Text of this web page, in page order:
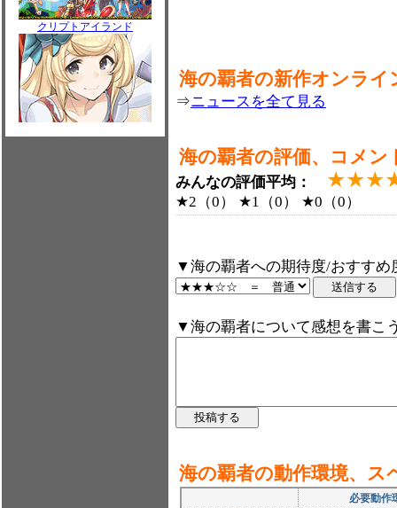
クリプトアイランド
海の覇者の新作オンラ
⇒ニュースを全て見る
海の覇者の評価、コメン
みんなの評価平均：
★2（0） ★1（0） ★0（0）
▼海の覇者への期待度/おすすめ
▼海の覇者について感想を書こ
海の覇者の動作環境、ス
必要動作